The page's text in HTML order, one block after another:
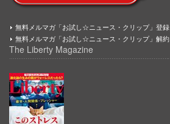
無料メルマガ「お試し☆ニュース・クリップ」登録
無料メルマガ「お試し☆ニュース・クリップ」解約
The Liberty Magazine